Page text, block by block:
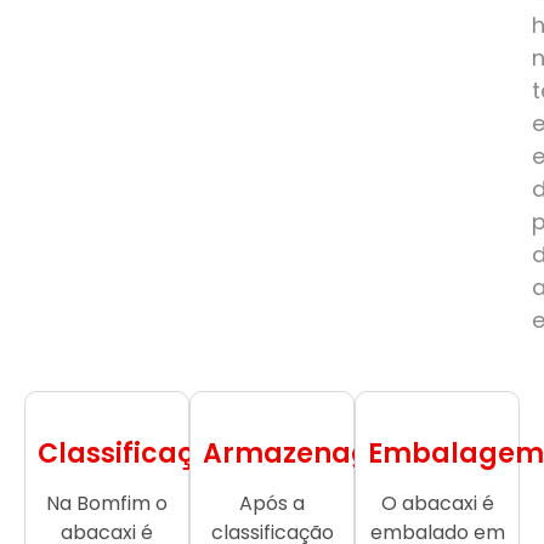
e
Classificação
Na Bomfim o
abacaxi é
Armazenagem
Após a
classificação
Embalagem
O abacaxi é
embalado em